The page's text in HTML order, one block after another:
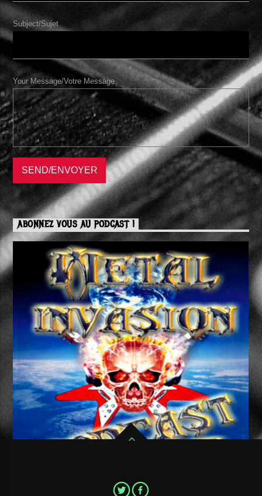
Subject/Sujet
Your Message/Votre Message
ABONNEZ VOUS AU PODCAST !